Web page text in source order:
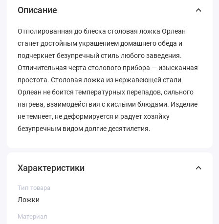
Описание
Отполированная до блеска столовая ложка Орлеан
станет достойным украшением домашнего обеда и
подчеркнет безупречный стиль любого заведения.
Отличительная черта столового прибора — изысканная
простота. Столовая ложка из нержавеющей стали
Орлеан не боится температурных перепадов, сильного
нагрева, взаимодействия с кислыми блюдами. Изделие
не темнеет, не деформируется и радует хозяйку
безупречным видом долгие десятилетия.
Характеристики
Тип товара
Ложки
Материал